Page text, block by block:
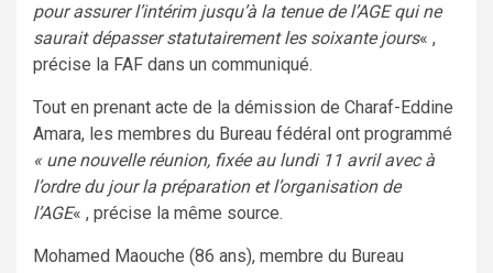
pour assurer l’intérim jusqu’à la tenue de l’AGE qui ne
saurait dépasser statutairement les soixante jours« ,
précise la FAF dans un communiqué.
Tout en prenant acte de la démission de Charaf-Eddine
Amara, les membres du Bureau fédéral ont programmé
« une nouvelle réunion, fixée au lundi 11 avril avec à
l’ordre du jour la préparation et l’organisation de
l’AGE« , précise la même source.
Mohamed Maouche (86 ans), membre du Bureau